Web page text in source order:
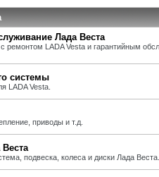
Лада Веста
ремонтом LADA Vesta и гарантийным
системы
LADA Vesta.
приводы и т.д.
подвеска, колеса и диски Лада Веста.